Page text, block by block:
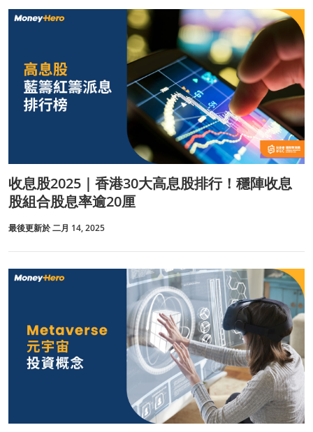
收息股2025｜香港30大高息股排行！穩陣收息
股組合股息率逾20厘
最後更新於 二月 14, 2025